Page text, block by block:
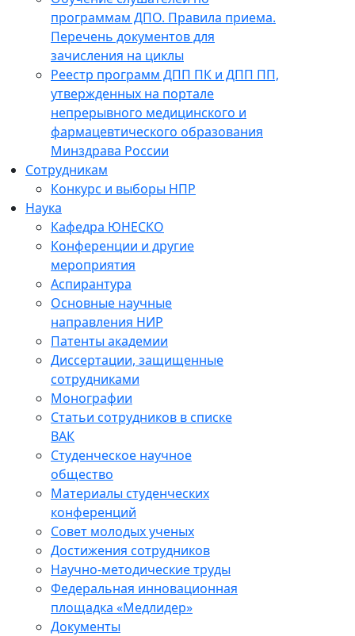
программам ДПО. Правила приема.
Перечень документов для
зачисления на циклы
Реестр программ ДПП ПК и ДПП ПП,
утвержденных на портале
непрерывного медицинского и
фармацевтического образования
Минздрава России
Сотрудникам
Конкурс и выборы НПР
Наука
Кафедра ЮНЕСКО
Конференции и другие
мероприятия
Аспирантура
Основные научные
направления НИР
Патенты академии
Диссертации, защищенные
сотрудниками
Монографии
Статьи сотрудников в списке
ВАК
Студенческое научное
общество
Материалы студенческих
конференций
Совет молодых ученых
Достижения сотрудников
Научно-методические труды
Федеральная инновационная
площадка «Медлидер»
Документы